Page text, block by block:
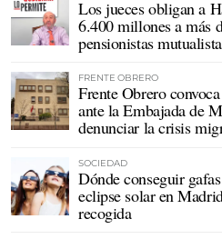
Los jueces obligan a
6.400 millones a más
pensionistas
FRENTE OBRERO
Frente Obrero
ante la Embajada de
denunciar la crisis
SOCIEDAD
Dónde conseguir
eclipse solar en
recogida